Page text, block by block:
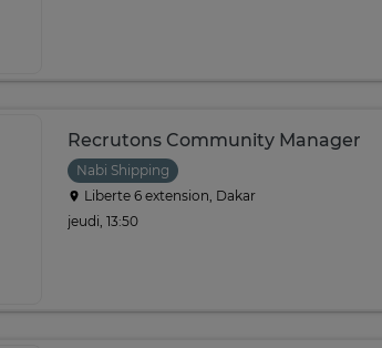
Recrutons Community Manager
Nabi Shipping
Liberte 6 extension, Dakar
jeudi, 13:50